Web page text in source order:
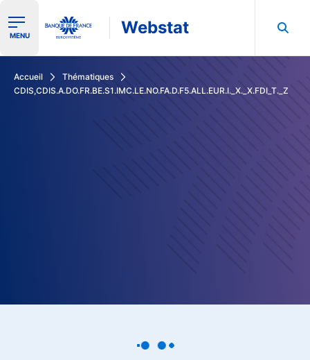
Ouvrir le menu de navigation
MENU Webstat
Accueil
Thématiques
CDIS,CDIS.A.DO.FR.BE.S1.IMC.LE.NO.FA.D.F5.ALL.EUR.I._X._X.FDI_T._Z